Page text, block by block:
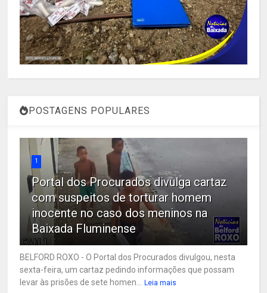
POSTAGENS POPULARES
1
Portal dos Procurados divulga cartaz
com suspeitos de torturar homem
inocente no caso dos meninos na
Baixada Fluminense
BELFORD ROXO - O Portal dos Procurados divulgou, nesta
sexta-feira, um cartaz pedindo informações que possam
levar às prisões de sete homen...
Leia mais